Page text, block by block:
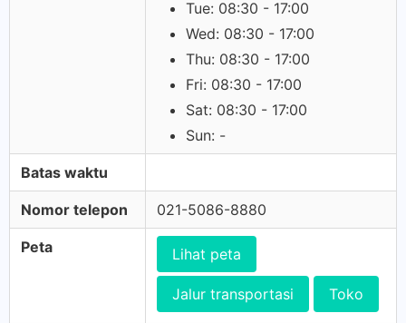
Tue: 08:30 - 17:00
Wed: 08:30 - 17:00
Thu: 08:30 - 17:00
Fri: 08:30 - 17:00
Sat: 08:30 - 17:00
Sun: -
Batas waktu
Nomor telepon 021-5086-8880
Peta Lihat peta
Jalur transportasi Toko